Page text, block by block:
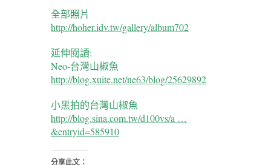
全部照片
http://hoher.idv.tw/gallery/album702
延伸閱讀:
Neo-台灣山椒魚
http://blog.xuite.net/ne63/blog/25629892
小黑拍的台灣山椒魚
http://blog.sina.com.tw/d100vs/a …
&entryid=585910
分享此文：